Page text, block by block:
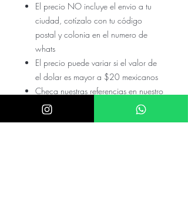
El precio NO incluye el envio a tu
ciudad, cotízalo con tu código
postal y colonia en el numero de
whats
El precio puede variar si el valor de
el dolar es mayor a $20 mexicanos
Checa nuestras referencias en nuestro
instagram @akira.mayoreo o